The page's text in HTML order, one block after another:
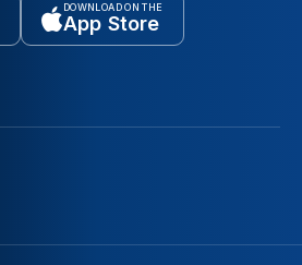
DOWNLOAD ON THE
App Store